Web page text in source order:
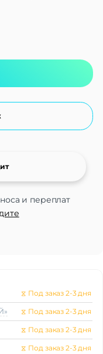
и переплат
⧖ Под заказ 2-3 дня
⧖ Под заказ 2-3 дня
⧖ Под заказ 2-3 дня
⧖ Под заказ 2-3 дня